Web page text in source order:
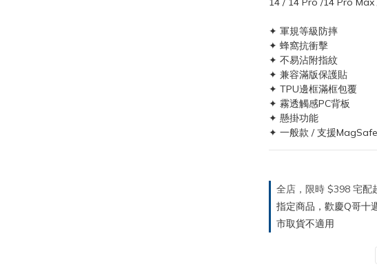
✦ 軍規等級防摔
✦ 蜂窩抗衝擊
✦ 不易沾附指紋
✦ 兼容滿版保護貼
✦ TPU邊框滿框包覆
✦ 霧透觸感PC背板
✦ 懸掛功能
✦ 一般款 / 支援
全店，限時 $398 宅配
指定商品，歡慶Q哥十
市取貨不適用